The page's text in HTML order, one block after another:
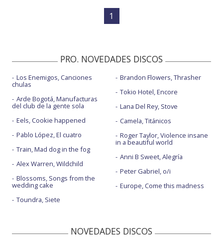
1
PRO. NOVEDADES DISCOS
Los Enemigos, Canciones
chulas
Arde Bogotá, Manufacturas
del club de la gente sola
Eels, Cookie happened
Pablo López, El cuatro
Train, Mad dog in the fog
Alex Warren, Wildchild
Blossoms, Songs from the
wedding cake
Toundra, Siete
Brandon Flowers, Thrasher
Tokio Hotel, Encore
Lana Del Rey, Stove
Camela, Titánicos
Roger Taylor, Violence insane
in a beautiful world
Anni B Sweet, Alegría
Peter Gabriel, o/i
Europe, Come this madness
NOVEDADES DISCOS